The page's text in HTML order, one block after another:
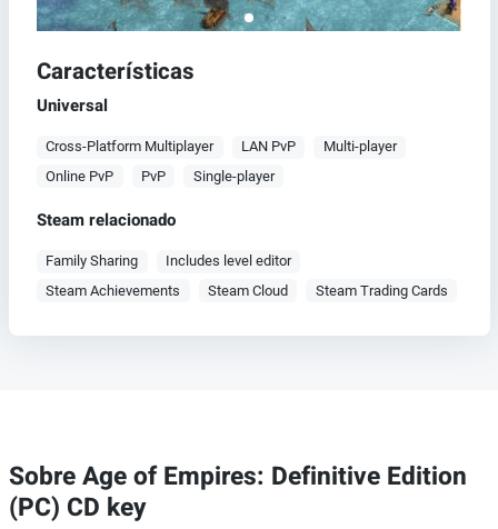
Características
Universal
Cross-Platform Multiplayer LAN PvP
Multi-player
Online PvP
PvP Single-player
Steam relacionado
Family Sharing
Includes level editor
Steam Achievements
Steam Cloud Steam Trading Cards
Sobre Age of Empires: Definitive Edition
(PC) CD key